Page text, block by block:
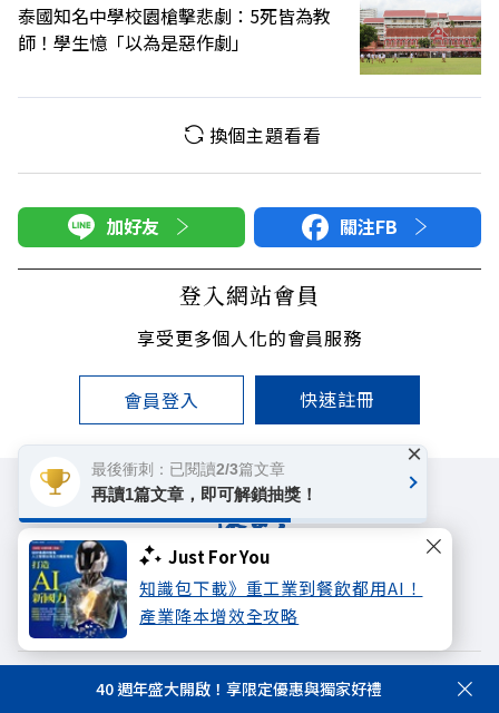
Just For You
知識包下載》重工業到餐飲都用AI！
產業降本增效全攻略
泰國知名中學校園槍擊悲劇：5死皆為教
師！學生憶「以為是惡作劇」
換個主題看看
加好友 關注FB
登入網站會員
享受更多個人化的會員服務
會員登入 快速註冊
遠見雜誌 哈佛商業評論
天下文化
未來親子學習平台
50+
著作權聲明 隱私權政策
40 週年盛大開啟！享限定優惠與獨家好禮
最後衝刺：已閱讀2/3篇文章
再讀1篇文章，即可解鎖抽獎！
×